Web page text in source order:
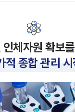
인체자원 확보
적 종합 관리 시